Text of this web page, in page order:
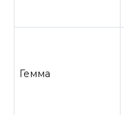
Гемма